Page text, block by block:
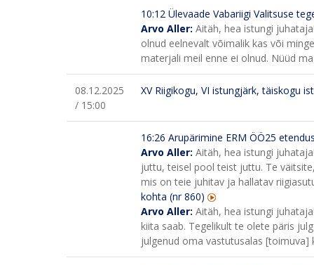
10:12 Ülevaade Vabariigi Valitsuse
Arvo Aller: Aitäh, hea istungi
olnud eelnevalt võimalik kas või
materjali meil enne ei olnud. Nüüd
08.12.2025
/ 15:00
XV Riigikogu, VI istungjärk, täiskogu
16:26 Arupärimine ERM ÖÖ25
Arvo Aller: Aitäh, hea istungi
juttu, teisel pool teist juttu. Te
mis on teie juhitav ja hallatav
kohta (nr 860)
Arvo Aller: Aitäh, hea istungi
kiita saab. Tegelikult te olete päris
julgenud oma vastutusalas [toimuva]